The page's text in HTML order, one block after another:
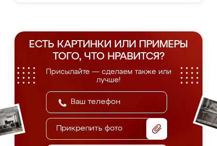
ЕСТЬ КАРТИНКИ ИЛИ ПРИМЕРЫ
ТОГО, ЧТО НРАВИТСЯ?
Присылайте — сделаем также или
лучше!
Прикрепить фото